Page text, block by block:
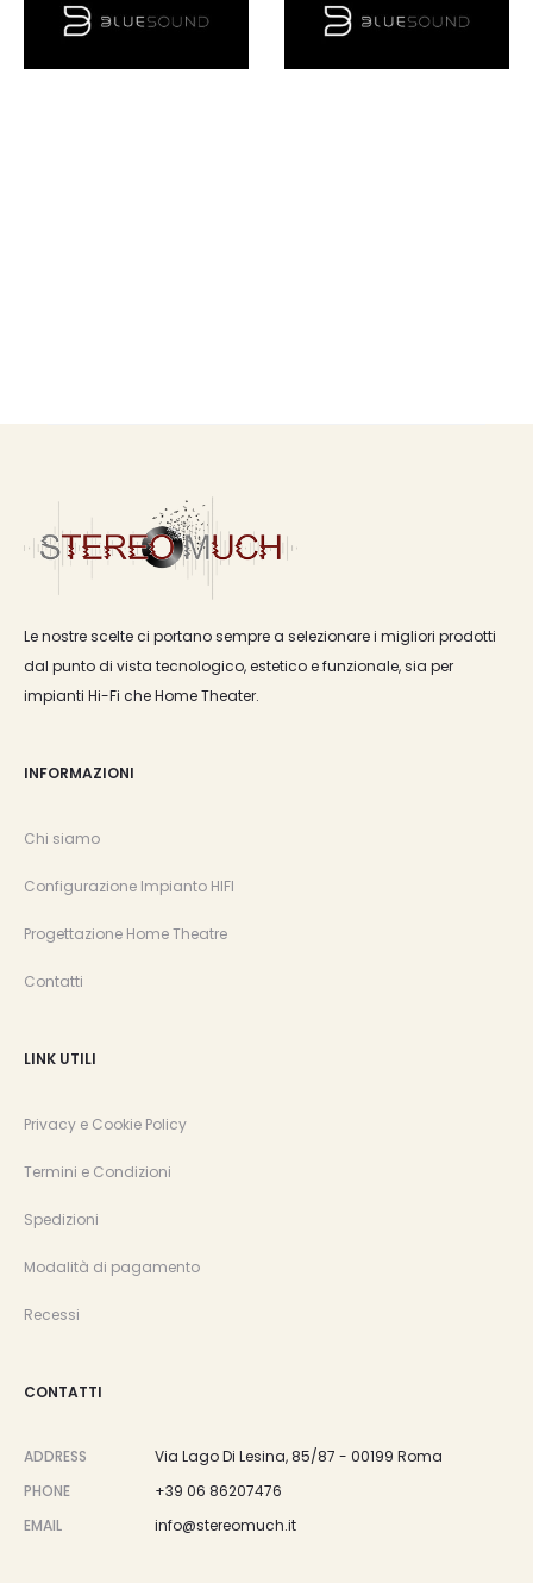
Le nostre scelte ci portano sempre a selezionare i migliori prodotti
dal punto di vista tecnologico, estetico e funzionale, sia per
impianti Hi-Fi che Home Theater.
INFORMAZIONI
Chi siamo
Configurazione Impianto HIFI
Progettazione Home Theatre
Contatti
LINK UTILI
Privacy e Cookie Policy
Termini e Condizioni
Spedizioni
Modalità di pagamento
Recessi
CONTATTI
ADDRESS
Via Lago Di Lesina, 85/87 - 00199 Roma
PHONE
+39 06 86207476
EMAIL
info@stereomuch.it